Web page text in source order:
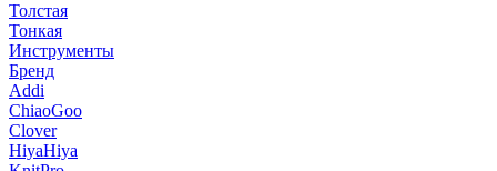
Толстая
Тонкая
Инструменты
Бренд
Addi
ChiaoGoo
Clover
HiyaHiya